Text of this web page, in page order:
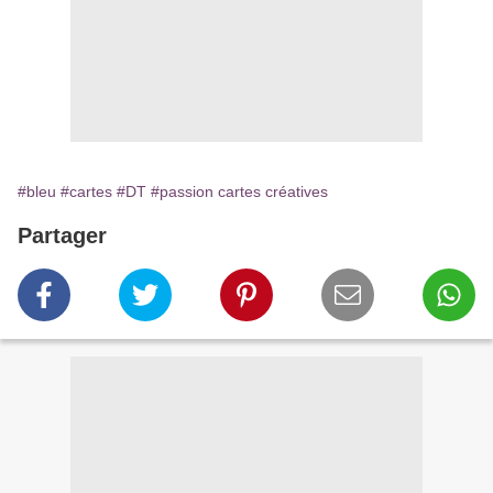
#bleu #cartes #DT #passion cartes créatives
Partager